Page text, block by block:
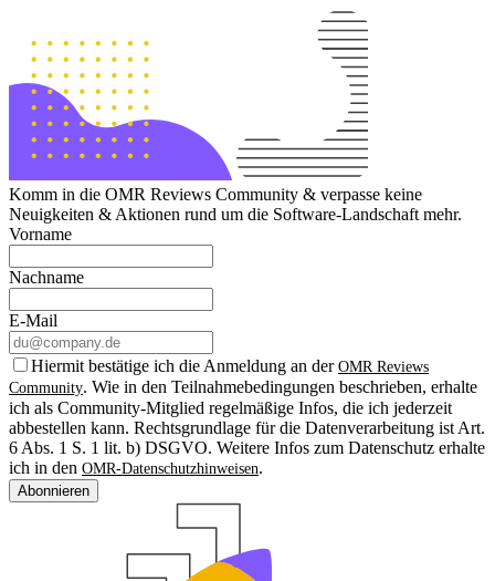
Komm in die OMR Reviews Community & verpasse keine
Neuigkeiten & Aktionen rund um die Software-Landschaft mehr.
Vorname
Nachname
E-Mail
Hiermit bestätige ich die Anmeldung an der OMR Reviews
Community. Wie in den Teilnahmebedingungen beschrieben, erhalte
ich als Community-Mitglied regelmäßige Infos, die ich jederzeit
abbestellen kann. Rechtsgrundlage für die Datenverarbeitung ist Art.
6 Abs. 1 S. 1 lit. b) DSGVO. Weitere Infos zum Datenschutz erhalte
ich in den OMR-Datenschutzhinweisen.
Abonnieren